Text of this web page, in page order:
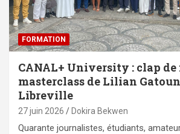
FORMATION
CANAL+ University : clap
masterclass de Lilian
Libreville
27 juin 2026 Dokira Bekwen
Quarante journalistes, étudiants,